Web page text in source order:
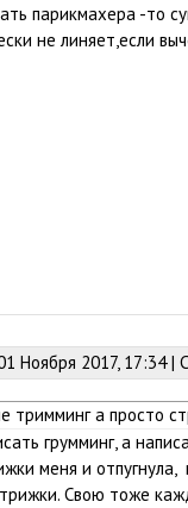
парикмахера -то
не линяет,если
Ноября 2017, 17:34 |
тримминг а просто
грумминг, а
меня и
Свою тоже